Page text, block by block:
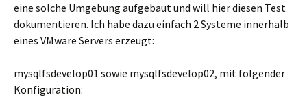
eine solche Umgebung aufgebaut und will hier diesen Test
dokumentieren. Ich habe dazu einfach 2 Systeme innerhalb
eines VMware Servers erzeugt:
mysqlfsdevelop01 sowie mysqlfsdevelop02, mit folgender
Konfiguration: